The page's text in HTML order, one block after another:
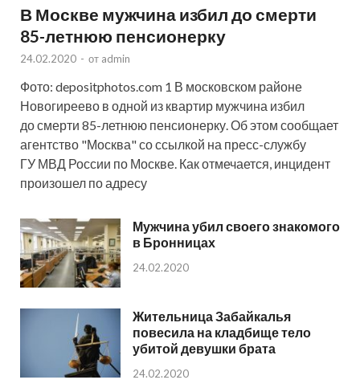
В Москве мужчина избил до смерти
85-летнюю пенсионерку
24.02.2020 - от admin
Фото: depositphotos.com 1 В московском районе
Новогиреево в одной из квартир мужчина избил
до смерти 85-летнюю пенсионерку. Об этом сообщает
агентство "Москва" со ссылкой на пресс-службу
ГУ МВД России по Москве. Как отмечается, инцидент
произошел по адресу
Мужчина убил своего знакомого
в Бронницах
24.02.2020
Жительница Забайкалья
повесила на кладбище тело
убитой девушки брата
24.02.2020